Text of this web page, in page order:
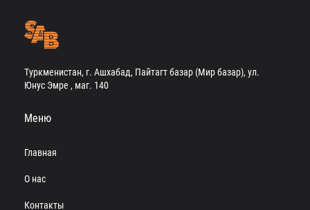
Туркменистан, г. Ашхабад, Пайтагт базар (Мир базар), ул.
Юнус Эмре , маг. 140
Меню
Главная
О нас
Контакты